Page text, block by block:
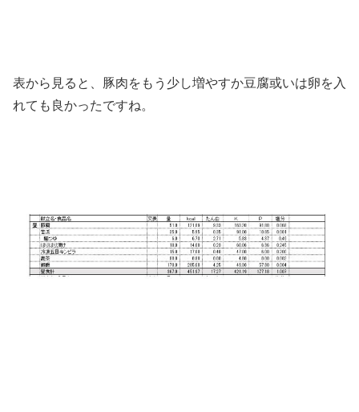
表から見ると、豚肉をもう少し増やすか豆腐或いは卵を入
れても良かったですね。